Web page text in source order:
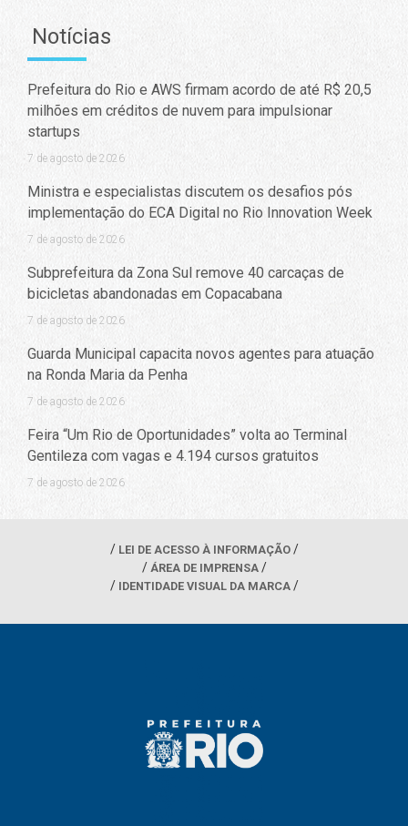
Notícias
Prefeitura do Rio e AWS firmam acordo de até R$ 20,5
milhões em créditos de nuvem para impulsionar
startups
7 de agosto de 2026
Ministra e especialistas discutem os desafios pós
implementação do ECA Digital no Rio Innovation Week
7 de agosto de 2026
Subprefeitura da Zona Sul remove 40 carcaças de
bicicletas abandonadas em Copacabana
7 de agosto de 2026
Guarda Municipal capacita novos agentes para atuação
na Ronda Maria da Penha
7 de agosto de 2026
Feira “Um Rio de Oportunidades” volta ao Terminal
Gentileza com vagas e 4.194 cursos gratuitos
7 de agosto de 2026
LEI DE ACESSO À INFORMAÇÃO
ÁREA DE IMPRENSA
IDENTIDADE VISUAL DA MARCA